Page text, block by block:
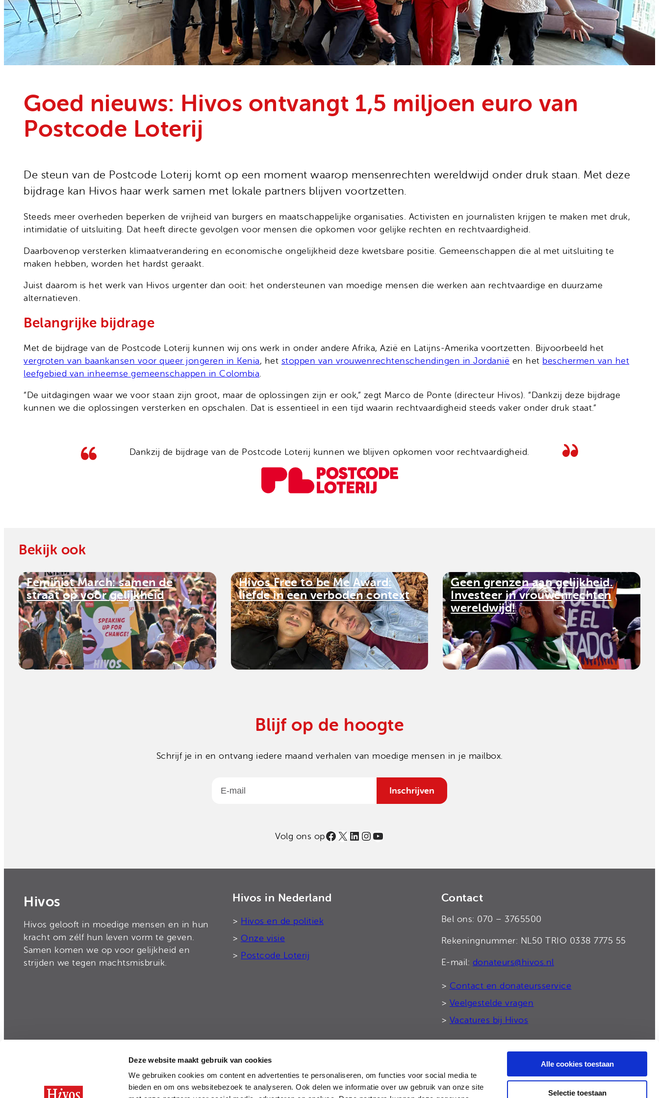
Deze website maakt gebruik van cookies
We gebruiken cookies om content en advertenties te personaliseren, om functies voor social media te
bieden en om ons websitebezoek te analyseren. Ook delen we informatie over uw gebruik van onze site
Alle cookies toestaan
Selectie toestaan
Goed nieuws: Hivos ontvangt 1,5 miljoen euro van
Postcode Loterij
De steun van de Postcode Loterij komt op een moment waarop mensenrechten wereldwijd onder druk staan. Met deze
bijdrage kan Hivos haar werk samen met lokale partners blijven voortzetten.
Steeds meer overheden beperken de vrijheid van burgers en maatschappelijke organisaties. Activisten en journalisten krijgen te maken met druk,
intimidatie of uitsluiting. Dat heeft directe gevolgen voor mensen die opkomen voor gelijke rechten en rechtvaardigheid.
Daarbovenop versterken klimaatverandering en economische ongelijkheid deze kwetsbare positie. Gemeenschappen die al met uitsluiting te
maken hebben, worden het hardst geraakt.
Juist daarom is het werk van Hivos urgenter dan ooit: het ondersteunen van moedige mensen die werken aan rechtvaardige en duurzame
alternatieven.
Belangrijke bijdrage
Met de bijdrage van de Postcode Loterij kunnen wij ons werk in onder andere Afrika, Azië en Latijns-Amerika voortzetten. Bijvoorbeeld het
vergroten van baankansen voor queer jongeren in Kenia, het stoppen van vrouwenrechtenschendingen in Jordanië en het beschermen van het
leefgebied van inheemse gemeenschappen in Colombia.
“De uitdagingen waar we voor staan zijn groot, maar de oplossingen zijn er ook,” zegt Marco de Ponte (directeur Hivos). “Dankzij deze bijdrage
kunnen we die oplossingen versterken en opschalen. Dat is essentieel in een tijd waarin rechtvaardigheid steeds vaker onder druk staat.”
Dankzij de bijdrage van de Postcode Loterij kunnen we blijven opkomen voor rechtvaardigheid.
Bekijk ook
Feminist March: samen de
straat op voor gelijkheid
Hivos Free to be Me Award:
liefde in een verboden context
Geen grenzen aan gelijkheid.
Investeer in vrouwenrechten
wereldwijd!
Blijf op de hoogte
Schrijf je in en ontvang iedere maand verhalen van moedige mensen in je mailbox.
Inschrijven
Volg ons opFacebook
X LinkedIn
Instagram
YouTube
Hivos
Hivos gelooft in moedige mensen en in hun
kracht om zélf hun leven vorm te geven.
Samen komen we op voor gelijkheid en
strijden we tegen machtsmisbruik.
Hivos in Nederland
> Hivos en de politiek
> Onze visie
> Postcode Loterij
Contact
Bel ons: 070 – 3765500
Rekeningnummer: NL50 TRIO 0338 7775 55
E-mail: donateurs@hivos.nl
> Contact en donateursservice
> Veelgestelde vragen
> Vacatures bij Hivos
Integriteit en Transparantie © 2026 Hivos
Hivos in je testament
Moedige mensen
Noodfonds voor activisten
Onze organisatie
Onze successen
Jaarverslag
Veelgestelde vragen